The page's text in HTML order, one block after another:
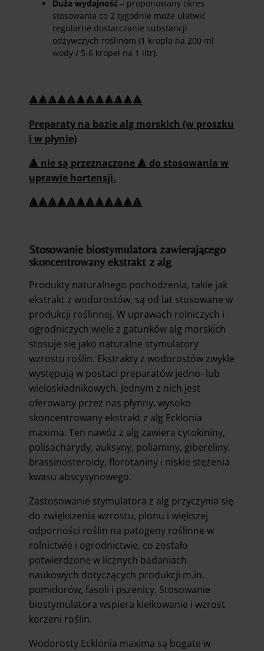
Duża wydajność – proponowany okres
stosowania co 2 tygodnie może ułatwić
regularne dostarczanie substancji
odżywczych roślinom (1 kropla na 200 ml
wody / 5-6 kropel na 1 litr).
🔺🔺🔺🔺🔺🔺🔺🔺🔺🔺🔺🔺
Preparaty na bazie alg morskich (w proszku
i w płynie)
🔺 nie są przeznaczone 🔺 do stosowania w
uprawie hortensji.
🔺🔺🔺🔺🔺🔺🔺🔺🔺🔺🔺🔺
Stosowanie biostymulatora zawierającego
skoncentrowany ekstrakt z alg
Produkty naturalnego pochodzenia, takie jak
ekstrakt z wodorostów, są od lat stosowane w
produkcji roślinnej. W uprawach rolniczych i
ogrodniczych wiele z gatunków alg morskich
stosuje się jako naturalne stymulatory
wzrostu roślin. Ekstrakty z wodorostów zwykle
występują w postaci preparatów jedno- lub
wieloskładnikowych. Jednym z nich jest
oferowany przez nas płynny, wysoko
skoncentrowany ekstrakt z alg Ecklonia
maxima. Ten nawóz z alg zawiera cytokininy,
polisacharydy, auksyny, poliaminy, gibereliny,
brassinosteroidy, florotaniny i niskie stężenia
kwasu abscysynowego.
Zastosowanie stymulatora z alg przyczynia się
do zwiększenia wzrostu, plonu i większej
odporności roślin na patogeny roślinne w
rolnictwie i ogrodnictwie, co zostało
potwierdzone w licznych badaniach
naukowych dotyczących produkcji m.in.
pomidorów, fasoli i pszenicy. Stosowanie
biostymulatora wspiera kiełkowanie i wzrost
korzeni roślin.
Wodorosty Ecklonia maxima są bogate w